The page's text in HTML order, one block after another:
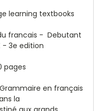
learning textbooks
francais - Debutant
- 3e edition
pages
en français
la